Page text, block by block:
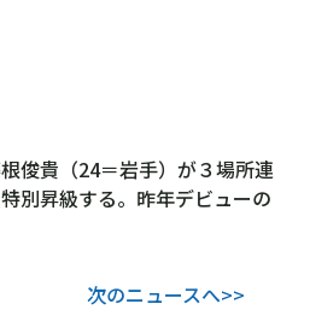
俊貴（24＝岩手）が３場所連
別昇級する。昨年デビューの
次のニュースへ>>